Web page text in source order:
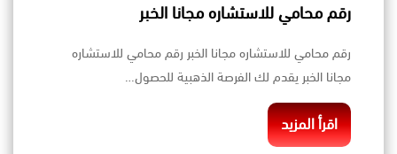
رقم محامي للاستشاره مجانا الخبر
رقم محامي للاستشاره مجانا الخبر رقم محامي للاستشاره
مجانا الخبر يقدم لك الفرصة الذهبية للحصول…
اقرأ المزيد